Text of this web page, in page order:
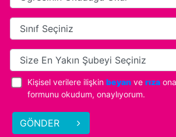
Kişisel verilere ilişkin beyan ve rıza
formunu okudum, onaylıyorum.
GÖNDER